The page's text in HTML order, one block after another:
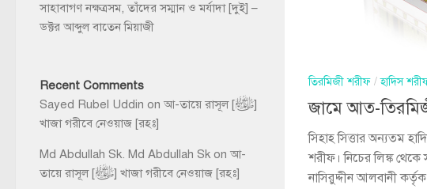
তিরমিজী শরীফ /হাদিস
জামে আত-
সিহাহ সিত্তার অন্যতম
শরীফ। নিচের লিঙ্ক
নাসিরুদ্দীন আলবানী
সাহাবাগণ নক্ষত্রসম, তাঁদের সম্মান ও মর্যাদা [দুই] –
ডক্টর আব্দুল বাতেন মিয়াজী
Recent Comments
Sayed Rubel Uddin on আ-তায়ে রাসূল [ﷺ]
খাজা গরীবে নেওয়াজ [রহঃ]
Md Abdullah Sk. Md Abdullah Sk on আ-
তায়ে রাসূল [ﷺ] খাজা গরীবে নেওয়াজ [রহঃ]